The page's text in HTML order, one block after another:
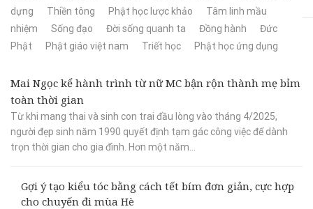
dựng
Thiền tông Phật học lược khảo
Tâm linh mầu
nhiệm
Sống đạo Đời sống quanh ta Đồng hành
Đức
Phật
Phật giáo việt nam Triết học Phật học ứng dụng
Mai Ngọc kể hành trình từ nữ MC bận rộn thành mẹ bỉm
toàn thời gian
Từ khi mang thai và sinh con trai đầu lòng vào tháng 4/2025,
người đẹp sinh năm 1990 quyết định tạm gác công việc để dành
trọn thời gian cho gia đình. Hơn một năm...
Gợi ý tạo kiểu tóc bằng cách tết bím đơn giản, cực hợp
cho chuyến đi mùa Hè